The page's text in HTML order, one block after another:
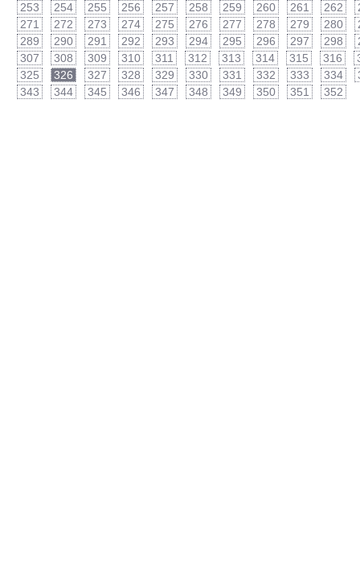
253
254 255 256 257 258 259 260 261 262
271
272 273 274 275 276 277 278 279 280
289
290 291 292 293 294 295 296 297 298
307
308 309 310 311 312 313 314 315 316
325
326 327 328 329 330 331 332 333 334
343
344 345 346 347 348 349 350 351 352